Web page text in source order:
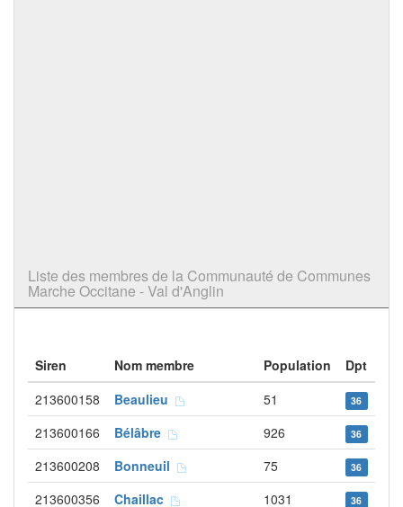
Liste des membres de la Communauté de Communes
Marche Occitane - Val d'Anglin
Siren Nom membre Population
Dpt
213600158
Beaulieu 51 36
213600166 Bélâbre 926 36
213600208 Bonneuil 75 36
213600356 Chaillac 1031 36